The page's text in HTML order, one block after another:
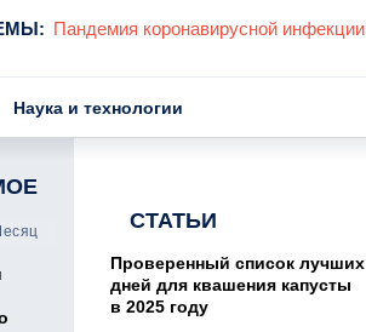
: Пандемия коронавирусной инфекции
Наука и технологии
СТАТЬИ
Проверенный список лучших
дней для квашения капусты
в 2025 году